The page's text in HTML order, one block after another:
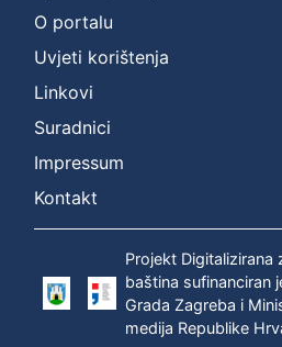
O portalu
Uvjeti korištenja
Linkovi
Suradnici
Impressum
Kontakt
Projekt Digitalizirana
baština sufinanciran
Grada Zagreba i
medija Republike